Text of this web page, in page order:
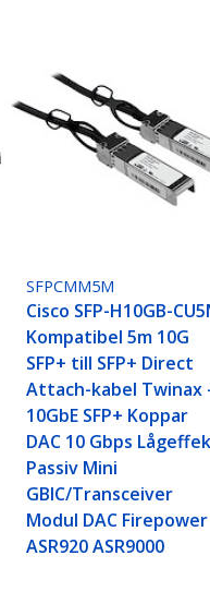
SFPCMM5M
Cisco SFP-H10GB-
Kompatibel 5m 10G
SFP+ till SFP+ Direct
Attach-kabel Twinax
10GbE SFP+ Koppar
DAC 10 Gbps
Passiv Mini
GBIC/Transceiver
Modul DAC Firepower
ASR920 ASR9000